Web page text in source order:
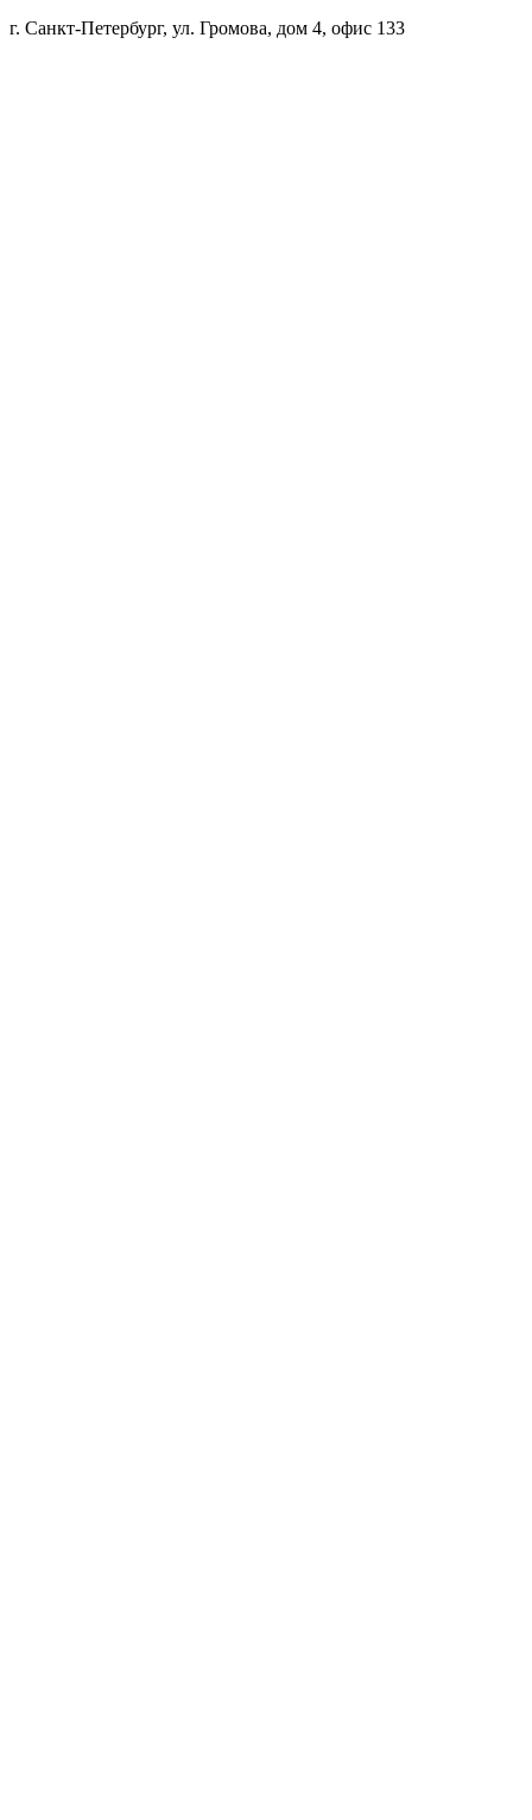
г. Санкт-Петербург, ул. Громова, дом 4, офис 133